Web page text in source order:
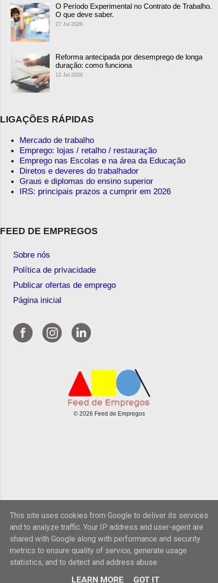
O Período Experimental no Contrato de Trabalho.
O que deve saber.
27 Jul 2026
Reforma antecipada por desemprego de longa
duração: como funciona
12 Jul 2026
LIGAÇÕES RÁPIDAS
Mercado de trabalho
Emprego: lojas / retalho / restauração
Emprego nas Escolas e na área da Educação
Diretos e deveres do trabalhador
Graus e diplomas do ensino superior
IRS: principais prazos a cumprir em 2026
FEED DE EMPREGOS
Sobre nós
Política de privacidade
Publicar ofertas de emprego
Página inicial
© 2026 Feed de Empregos
This site uses cookies from Google to deliver its services
and to analyze traffic. Your IP address and user-agent are
shared with Google along with performance and security
metrics to ensure quality of service, generate usage
statistics, and to detect and address abuse.
LEARN MORE GOT IT